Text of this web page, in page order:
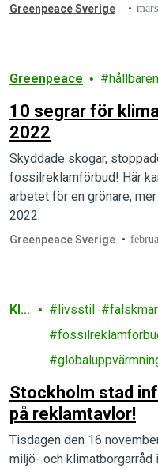
internationellt vatten.
Greenpeace Sverige
Greenpeace
10 segrar för
2022
Skyddade skogar,
fossilreklamförbud! Här
arbetet för en grönare,
2022.
Greenpeace Sverige
Kli
livsstil
Stockholm stad
på reklamtavlor!
Tisdagen den 16
miljö- och klimatborgarråd